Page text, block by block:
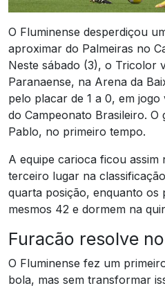
O Fluminense desperdiçou
aproximar do Palmeiras no
Neste sábado (3), o Tricolor
Paranaense, na Arena da
pelo placar de 1 a 0, em jogo
do Campeonato Brasileiro.
Pablo, no primeiro tempo.
A equipe carioca ficou
terceiro lugar na
quarta posição, enquanto os
mesmos 42 e dormem na
Furacão resolve
O Fluminense fez um
bola, mas sem transformar